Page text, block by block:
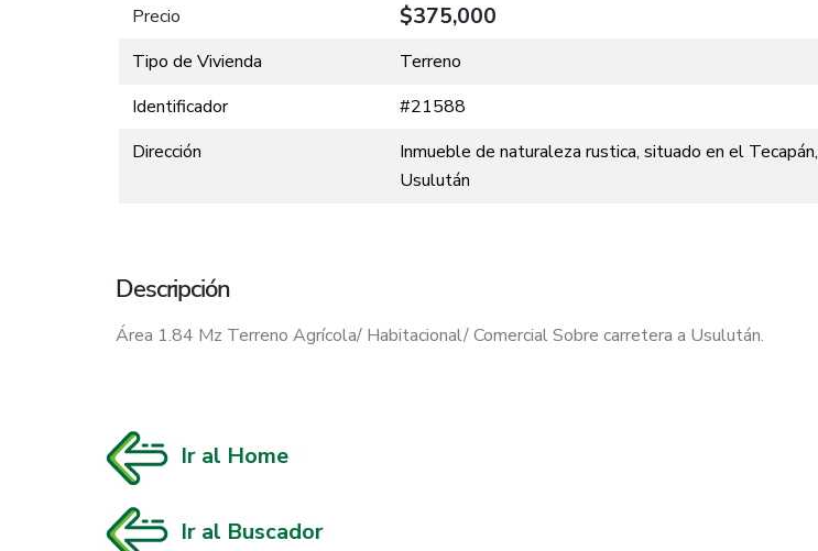
Precio $375,000
Tipo de Vivienda
Terreno
Identificador
#21588
Dirección
Inmueble de naturaleza rustica, situado en el Tecapán,
Usulután
Descripción
Área 1.84 Mz Terreno Agrícola/ Habitacional/ Comercial Sobre carretera a Usulután.
Ir al Home
Ir al Buscador